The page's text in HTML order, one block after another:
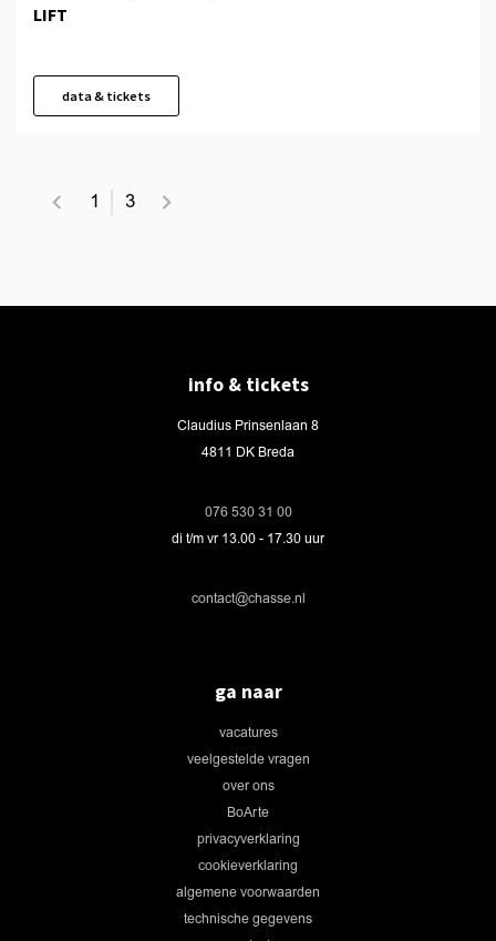
LIFT
data & tickets
1 3
info & tickets
Claudius Prinsenlaan 8
4811 DK Breda
076 530 31 00
di t/m vr 13.00 - 17.30 uur
contact@chasse.nl
ga naar
vacatures
veelgestelde vragen
over ons
BoArte
privacyverklaring
cookieverklaring
algemene voorwaarden
technische gegevens